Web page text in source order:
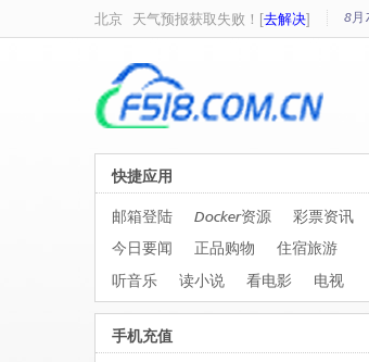
北京 天气预报获取失败！[去解决] 8月
快捷应用
邮箱登陆 Docker资源
彩票资讯
今日要闻
正品购物
住宿旅游
听音乐
读小说 看电影 电视
手机充值